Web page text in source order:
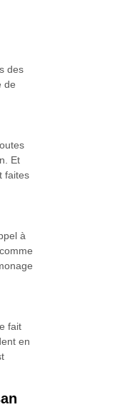
des
de
Et
faites
à
fait
en